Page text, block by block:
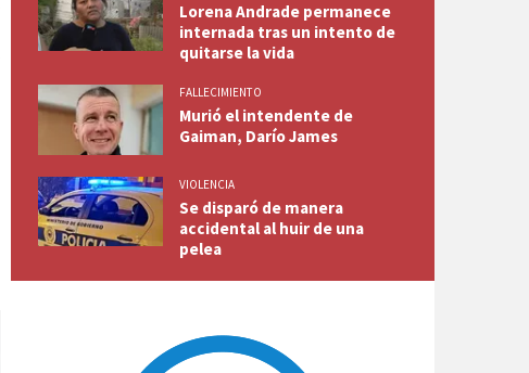
Lorena Andrade permanece
internada tras un intento de
quitarse la vida
FALLECIMIENTO
Murió el intendente de
Gaiman, Darío James
VIOLENCIA
Se disparó de manera
accidental al huir de una
pelea